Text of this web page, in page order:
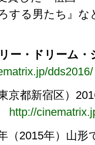
する男たち』な
ー・ドリーム
dds2016/
京都新宿区）
http://
（2015年）山